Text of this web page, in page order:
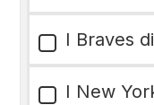
I Braves
I New